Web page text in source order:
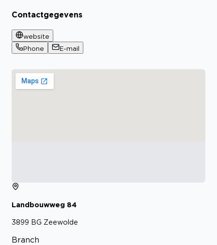
Contactgegevens
website
Phone
E-mail
Landbouwweg 84
3899 BG Zeewolde
Branch